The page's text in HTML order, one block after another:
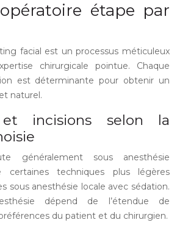
étape par
facial est un processus méticuleux
chirurgicale pointue. Chaque
est déterminante pour obtenir un
naturel.
et incisions selon la
généralement sous anesthésie
certaines techniques plus légères
sous anesthésie locale avec sédation.
dépend de l’étendue de
du patient et du chirurgien.